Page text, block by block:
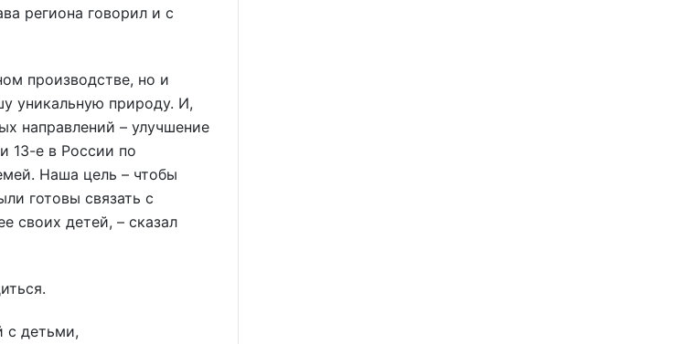
региона говорил и с
производстве, но и
уникальную природу. И,
направлений – улучшение
13-е в России по
Наша цель – чтобы
готовы связать с
своих детей, – сказал
с детьми,